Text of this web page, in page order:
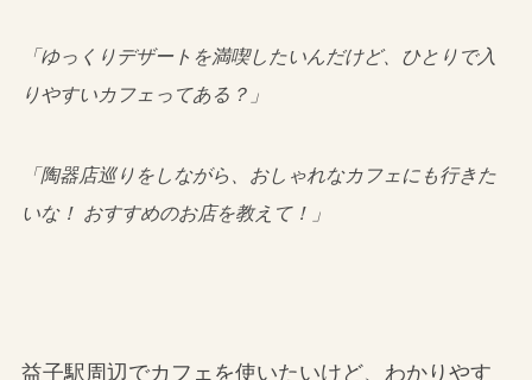
「ゆっくりデザートを満喫したいんだけど、ひとりで入
りやすいカフェってある？」
「陶器店巡りをしながら、おしゃれなカフェにも行きた
いな！ おすすめのお店を教えて！」
益子駅周辺でカフェを使いたいけど、わかりやす